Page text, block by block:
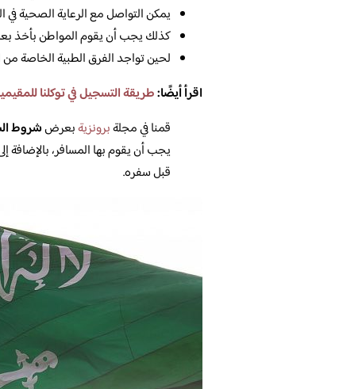
يمكن التواصل مع الرعاية الصحية في
كذلك يجب أن يقوم المواطن بأخذ
لحين تواجد الفرق الطبية الخاصة من
اقرأ أيضًا:طريقة التسجيل في توكلنا
قمنا في مجلةبرونزيةبعرضشروط
يجب أن يقوم بها المسافر، بالإضافة
قبل سفره.